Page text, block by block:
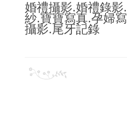
婚禮攝影.婚禮錄影
紗.寶寶寫真.孕婦
攝影.尾牙記錄